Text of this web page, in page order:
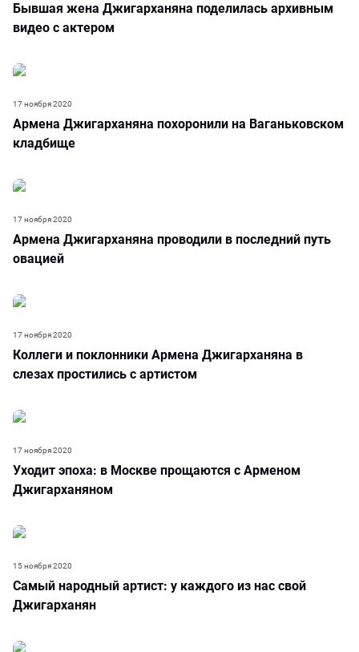
Бывшая жена Джигарханяна поделилась архивным
видео с актером
Армена Джигарханяна похоронили на Ваганьковском
кладбище
17 ноября 2020
Армена Джигарханяна проводили в последний путь
овацией
17 ноября 2020
Коллеги и поклонники Армена Джигарханяна в
слезах простились с артистом
17 ноября 2020
Уходит эпоха: в Москве прощаются с Арменом
Джигарханяном
17 ноября 2020
Самый народный артист: у каждого из нас свой
Джигарханян
15 ноября 2020